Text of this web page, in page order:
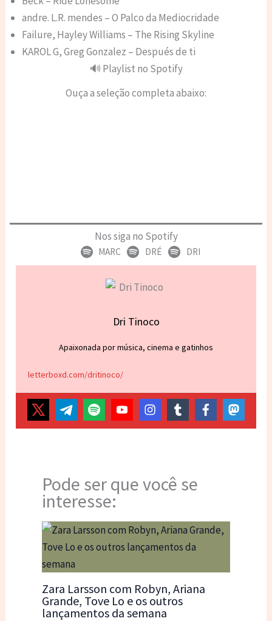
andre. L.R. mendes – O Palco da Mediocridade
Failure, Hayley Williams – The Rising Skyline
KAROL G, Greg Gonzalez – Después de ti
🔊 Playlist no Spotify
Ouça a seleção completa abaixo:
Nos siga no Spotify
MARC DRÉ DRI
Dri Tinoco
Apaixonada por música, cinema e gatinhos
letterboxd.com/dritinoco/
Pode ser que você se
interesse:
Zara Larsson com Robyn, Ariana
Grande, Tove Lo e os outros
lançamentos da semana